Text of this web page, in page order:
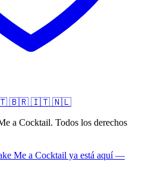
🇧🇷 🇮🇹 🇳🇱
a Cocktail. Todos los derechos
Me a Cocktail ya está aquí —